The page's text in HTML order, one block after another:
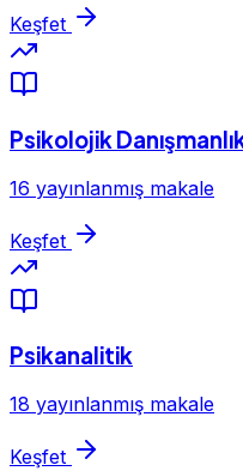
Keşfet
Psikolojik
16 yayınlanmış makale
Keşfet
Psikanalitik
18 yayınlanmış makale
Keşfet